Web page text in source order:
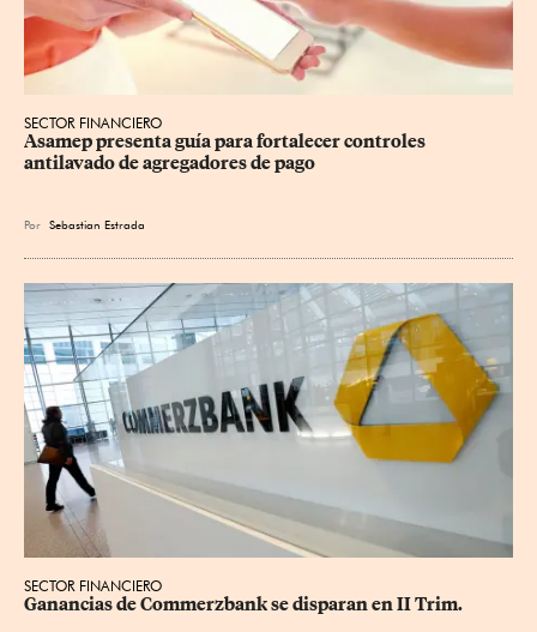
SECTOR FINANCIERO
Asamep presenta guía para fortalecer controles
antilavado de agregadores de pago
Por Sebastian Estrada
SECTOR FINANCIERO
Ganancias de Commerzbank se disparan en II Trim.